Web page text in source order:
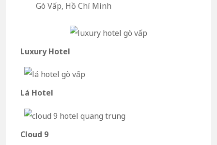
Gò Vấp, Hồ Chí Minh
Luxury Hotel
Lá Hotel
Cloud 9